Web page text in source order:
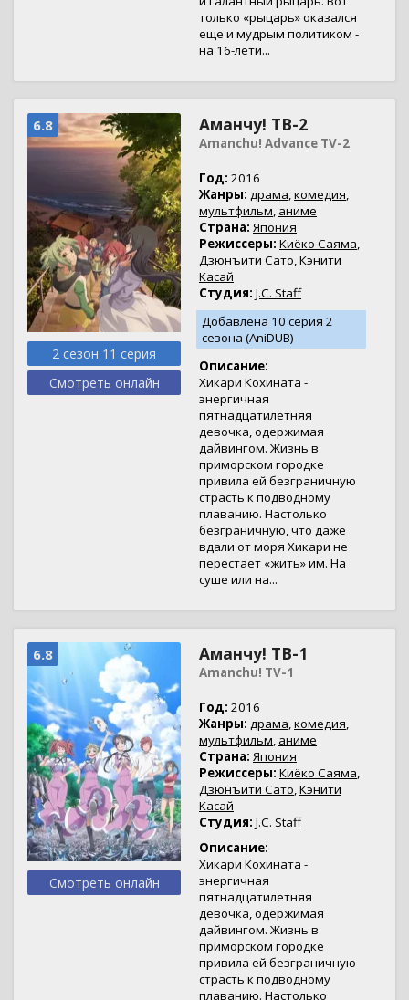
только «рыцарь» оказался
еще и мудрым политиком -
на 16-лети...
6.8
2 сезон 11 серия
Смотреть онлайн
Аманчу! ТВ-2
Amanchu! Advance TV-2
Год: 2016
Жанры: драма,комедия,
мультфильм, аниме
Страна: Япония
Режиссеры: Киёко Саяма,
Дзюнъити Сато,Кэнити
Касай
Студия: J.C. Staff
Добавлена 10 серия 2
сезона (AniDUB)
Описание:
Хикари Кохината -
энергичная
пятнадцатилетняя
девочка, одержимая
дайвингом. Жизнь в
приморском городке
привила ей безграничную
страсть к подводному
плаванию. Настолько
безграничную, что даже
вдали от моря Хикари не
перестает «жить» им. На
суше или на...
6.8
Смотреть онлайн
Аманчу! ТВ-1
Amanchu! TV-1
Год: 2016
Жанры: драма,комедия,
мультфильм, аниме
Страна: Япония
Режиссеры: Киёко Саяма,
Дзюнъити Сато,Кэнити
Касай
Студия: J.C. Staff
Описание:
Хикари Кохината -
энергичная
пятнадцатилетняя
девочка, одержимая
дайвингом. Жизнь в
приморском городке
привила ей безграничную
страсть к подводному
плаванию. Настолько